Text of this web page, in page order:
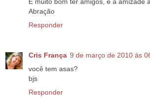
É muito bom ter amigos, e a amizade
Abração
Responder
Cris França 9 de março de 2010 às
você tem asas?
bjs
Responder